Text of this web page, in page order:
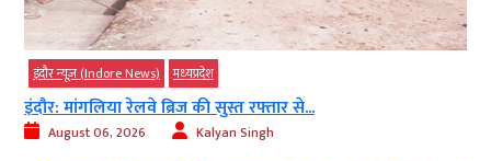
इंदौर न्यूज़ (Indore News) मध्‍यप्रदेश
इंदौर: मांगलिया रेलवे ब्रिज की सुस्त रफ्तार से...
August 06, 2026 Kalyan Singh